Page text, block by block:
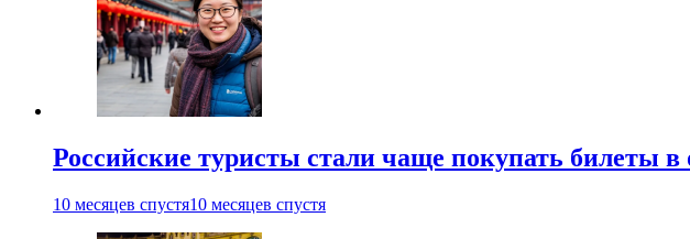
Российские туристы стали чаще покупать билеты
10 месяцев спустя10 месяцев спустя